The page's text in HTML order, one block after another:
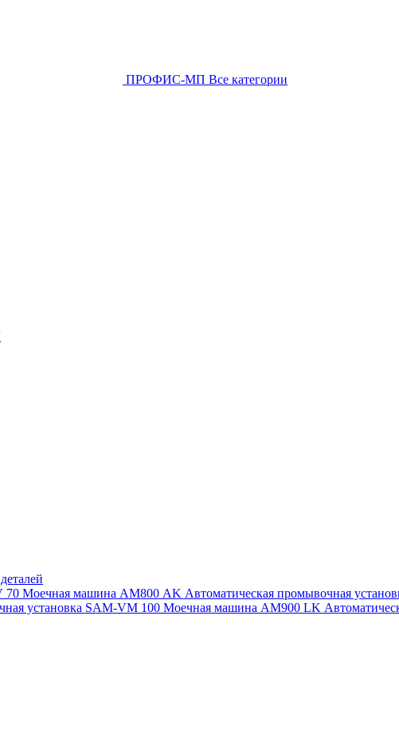
ПРОФИС-МП Все категории
70 Моечная машина АМ800 AK Автоматическая промывочная
установка SAM-VM 100 Моечная машина AM900 LK